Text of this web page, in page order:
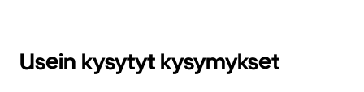
Usein kysytyt kysymykset